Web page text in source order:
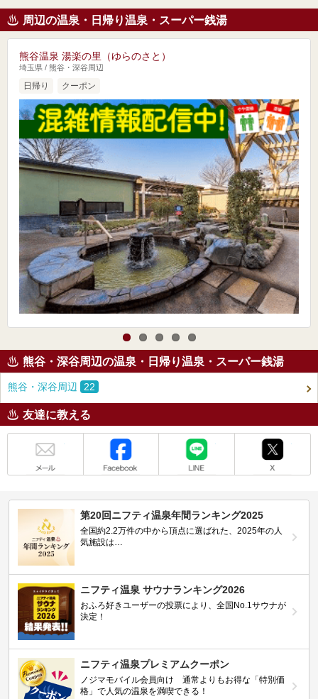
周辺の温泉・日帰り温泉・スーパー銭湯
熊谷温泉 湯楽の里（ゆらのさと）
埼玉県 / 熊谷・深谷周辺
日帰り クーポン
熊谷・深谷周辺の温泉・日帰り温泉・スーパー銭湯
熊谷・深谷周辺 22
友達に教える
第20回ニフティ温泉年間ランキング2025
全国約2.2万件の中から頂点に選ばれた、2025年の人
気施設は…
ニフティ温泉 サウナランキング2026
おふろ好きユーザーの投票により、全国No.1サウナが
決定！
ニフティ温泉プレミアムクーポン
ノジマモバイル会員向け 通常よりもお得な「特別価
格」で人気の温泉を満喫できる！